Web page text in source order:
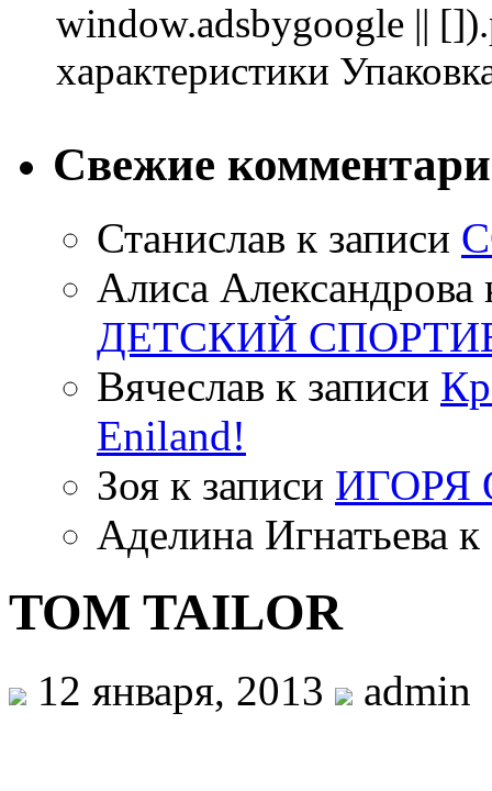
window.adsbygoogle ||
характеристики
Свежие
Станислав к записи
Алиса Александрова
ДЕТСКИЙ
Вячеслав к записи
Eniland!
Зоя к записи ИГОРЯ
Аделина Игнатьева к
TOM TAILOR
12 января, 2013 admin